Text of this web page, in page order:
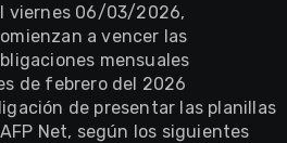
viernes 06/03/2026,
a vencer las
mensuales
de febrero del 2026
de presentar las planillas
Net, según los siguientes